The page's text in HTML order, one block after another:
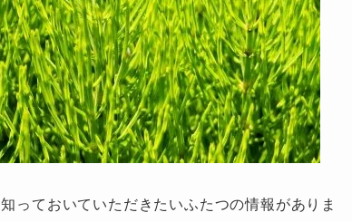
っておいていただきたいふたつの情報がありま